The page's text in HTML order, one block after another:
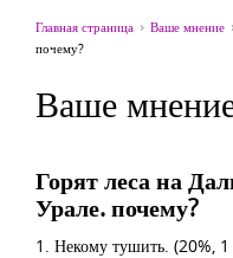
Главная страница Ваше мнение
почему?
Ваше
Горят леса на
Урале. почему?
1. Некому тушить. (20%, 1